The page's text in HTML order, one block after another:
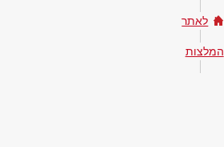
לאתר
המלצות